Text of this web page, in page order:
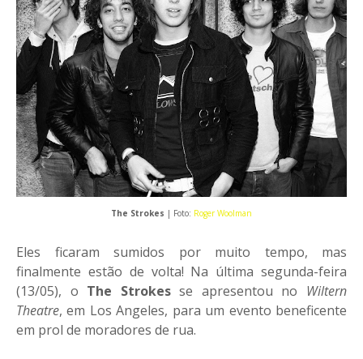
The Strokes | Foto: Roger Woolman
Eles ficaram sumidos por muito tempo, mas
finalmente estão de volta! Na última segunda-feira
(13/05), o The Strokesse apresentou no Wiltern
Theatre, em Los Angeles, para um evento beneficente
em prol de moradores de rua.